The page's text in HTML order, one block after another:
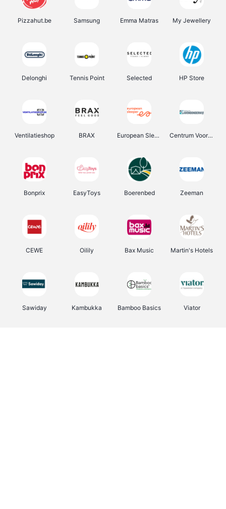
Pizzahut.be Samsung Emma Matras My Jewellery
Delonghi Tennis Point Selected HP Store
Ventilatieshop BRAX European Sleeper Centrum Voor Avondonderwijs
Bonprix EasyToys Boerenbed Zeeman
CEWE Oilily Bax Music Martin's Hotels
Sawiday Kambukka Bamboo Basics Viator